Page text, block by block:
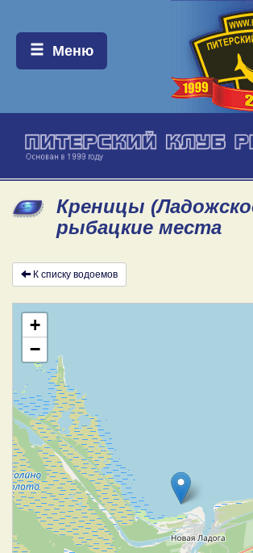
Меню:
Меню
Креницы
рыбацкие места
К списку водоемов
+
−